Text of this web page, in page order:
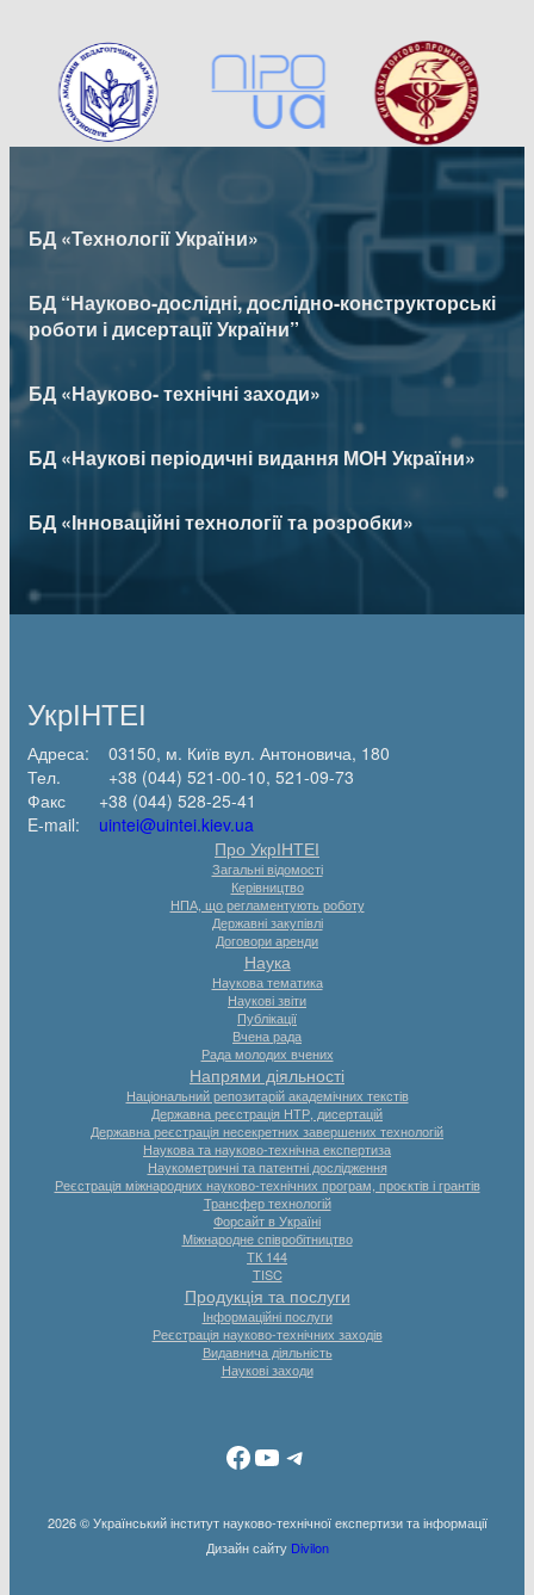
БД «Технології України»
БД “Науково-дослідні, дослідно-конструкторські
роботи і дисертації України”
БД «Науково- технічні заходи»
БД «Наукові періодичні видання МОН України»
БД «Інноваційні технології та розробки»
УкрІНТЕІ
Адреса: 03150, м. Київ вул. Антоновича, 180
Тел. +38 (044) 521-00-10, 521-09-73
Факс +38 (044) 528-25-41
E-mail: uintei@uintei.kiev.ua
Про УкрІНТЕІ
Загальні відомості
Керівництво
НПА, що регламентують роботу
Державні закупівлі
Договори аренди
Наука
Наукова тематика
Наукові звіти
Публікації
Вчена рада
Рада молодих вчених
Напрями діяльності
Національний репозитарій академічних текстів
Державна реєстрація НТР, дисертацій
Державна реєстрація несекретних завершених технологій
Наукова та науково-технічна експертиза
Наукометричні та патентні дослідження
Реєстрація міжнародних науково-технічних програм, проєктів і грантів
Трансфер технологій
Форсайт в Україні
Міжнародне співробітництво
ТК 144
TISC
Продукція та послуги
Інформаційні послуги
Реєстрація науково-технічних заходів
Видавнича діяльність
Наукові заходи
Facebook YouTube Telegram
2026 © Український інститут науково-технічної експертизи та інформації
Дизайн сайту Divilon